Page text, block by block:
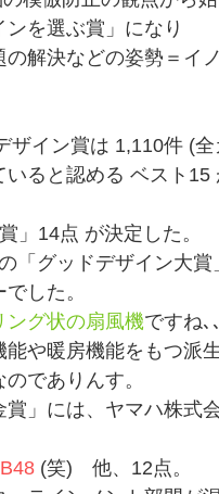
を選ぶ賞」になり
解決などの姿勢＝イ
ザイン賞は 1,110件 (
いると認める ベスト
」14点 が決定した。
「グッドデザイン大
した。
ング状の扇風機ですね､
や暖房機能をもつ派
でありんす。
賞」には、ヤマハ株式
(笑) 他、12点。